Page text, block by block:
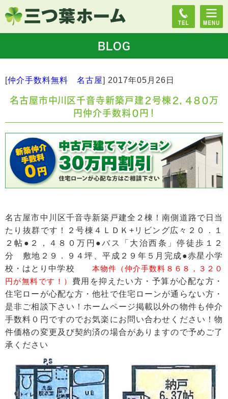
BLOG
[仲介手数料無料 名古屋] 2017年05月26日
名古屋市中川区千音寺新築戸建２号棟２，４８０万
円仲介手数料０円！
名古屋市中川区千音寺新築戸建全２棟！南側道路で日当
たり抜群です！２号棟４ＬＤＫ+リビング広々２０．１
２帖●２，４８０万円●バス「大治西条」停徒歩１２
分 敷地２９．９４坪、平成２９年５月完成●赤星小学
校・はとり中学校 本物件（仲介手数料８６８，３２０
円が無料です！） 費用を抑えたい方・予算が心配な方・
住宅ローが心配な方・他社で住宅ローンが通らない方・
是非ご相談下さい！ホームページ掲載以外の物件も仲介
手数料０円ですのでお気楽にお問い合わせください！物
件価格の変更及び契約済の場合がありますので予めご了
承ください